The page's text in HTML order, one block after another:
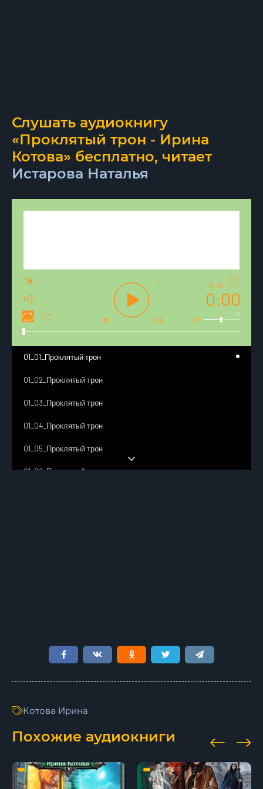
Слушать аудиокнигу
«Проклятый трон - Ирина
Котова» бесплатно, читает
Истарова Наталья
0:00
45:13
1.0
x1
-15 +15
AUTO
01_01_Проклятый трон
01_02_Проклятый трон
01_03_Проклятый трон
01_04_Проклятый трон
01_05_Проклятый трон
01_06_Проклятый трон
01_14_Проклятый трон
02_03_Проклятый трон
02_04_Проклятый трон
Котова Ирина
Похожие аудиокниги